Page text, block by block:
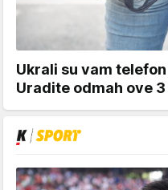
Ukrali su vam
Uradite odmah ove